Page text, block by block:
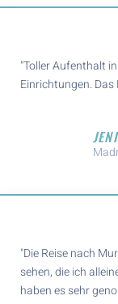
"Toller Aufenthalt
Einrichtungen.
"Die Reise nach
sehen, die ich
haben es sehr